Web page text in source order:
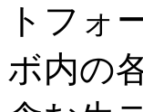
トフォ
ボ内の